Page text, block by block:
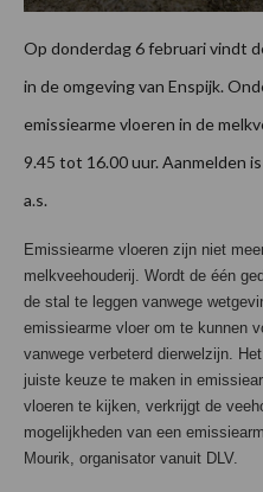
Op donderdag 6 februari vindt
in de omgeving van Enspijk.
emissiearme vloeren in de
9.45 tot 16.00 uur. Aanmelden
a.s.
Emissiearme vloeren zijn niet
melkveehouderij. Wordt de één
de stal te leggen vanwege
emissiearme vloer om te kunnen
vanwege verbeterd dierwelzijn.
juiste keuze te maken in
vloeren te kijken, verkrijgt de
mogelijkheden van een
Mourik, organisator vanuit DLV.